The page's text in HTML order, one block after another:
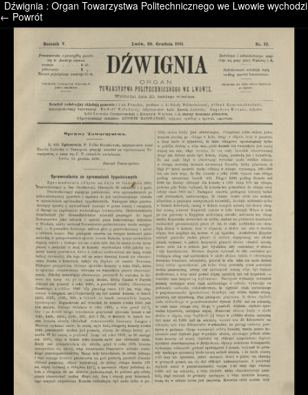
/* */ /* */ /* pliki_strona_po_stronie */
Dźwignia : Organ Towarzystwa Politechnicznego we Lwowie
← Powrót